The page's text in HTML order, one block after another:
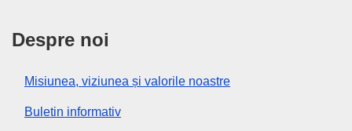
Despre noi
Misiunea, viziunea și valorile noastre
Buletin informativ